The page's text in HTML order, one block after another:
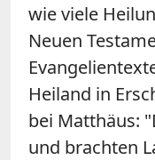
wie viele
Neuen
Heiland in
bei Matthäus:
und brachten